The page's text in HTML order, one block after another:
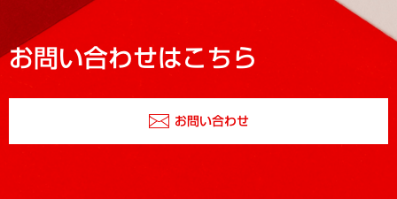
お問い合わせはこちら
お問い合わせ